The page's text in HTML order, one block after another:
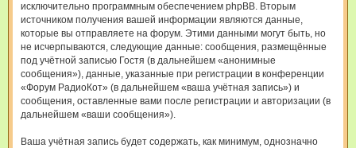
исключительно программным обеспечением phpBB. Вторым
источником получения вашей информации являются данные,
которые вы отправляете на форум. Этими данными могут быть, но
не исчерпываются, следующие данные: сообщения, размещённые
под учётной записью Гостя (в дальнейшем «анонимные
сообщения»), данные, указанные при регистрации в конференции
«Форум РадиоКот» (в дальнейшем «ваша учётная запись») и
сообщения, оставленные вами после регистрации и авторизации (в
дальнейшем «ваши сообщения»).
Ваша учётная запись будет содержать, как минимум, однозначно